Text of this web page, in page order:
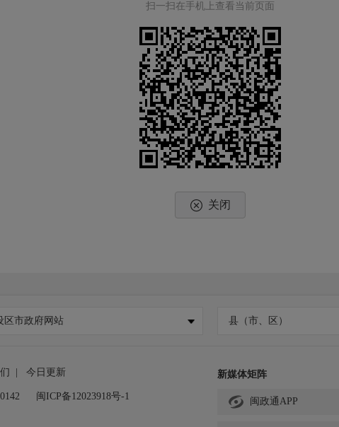
扫一扫在手机上查看当前页面
关闭
区市政府网站 县（市、区）
| 今日更新
闽ICP备12023918号-1
新媒体矩阵
闽政通APP